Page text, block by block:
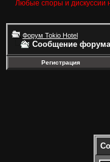
Любые споры и дискуссии
Форум Tokio Hotel
Сообщение форума
Регистрация